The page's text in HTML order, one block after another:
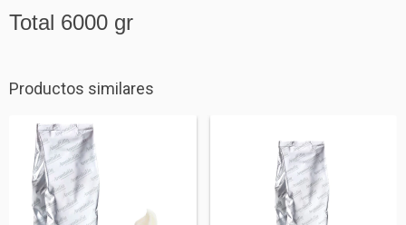
Total 6000 gr
Productos similares